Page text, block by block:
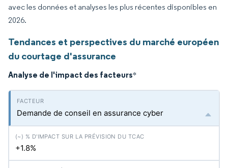
avec les données et analyses les plus récentes disponibles en
2026.
Tendances et perspectives du marché européen
du courtage d'assurance
Analyse de l'impact des facteurs*
Demande de conseil en assurance cyber
+1.8%